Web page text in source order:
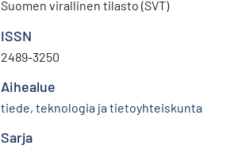
Suomen virallinen tilasto (SVT)
ISSN
2489-3250
Aihealue
tiede, teknologia ja tietoyhteiskunta
Sarja